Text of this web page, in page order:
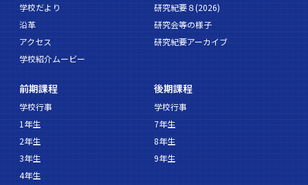
学校だより
沿革
アクセス
学校紹介ムービー
研究紀要８(2026)
研究会等の様子
研究紀要アーカイブ
前期課程
学校行事
1年生
2年生
3年生
4年生
後期課程
学校行事
7年生
8年生
9年生